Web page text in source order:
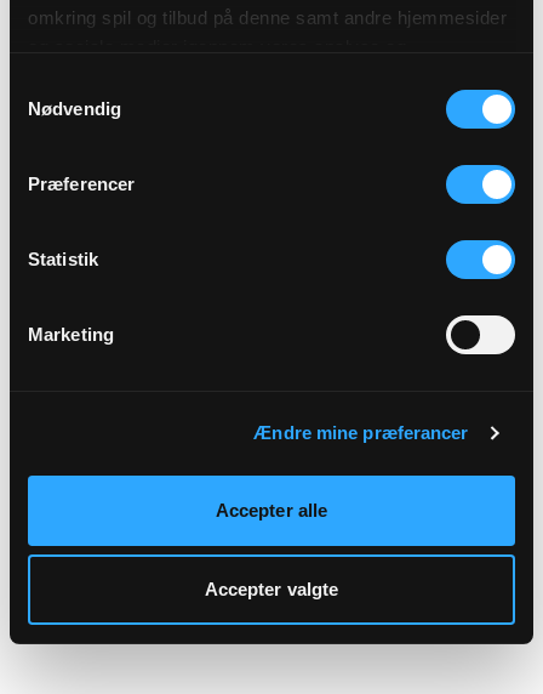
omkring spil og tilbud på denne samt andre hjemmesider
af cookies under "Detaljer" eller ved at klikke videre til
vores Cookiepolitik, som du finder i bunden af vores
Nødvendig
Præferencer
Statistik
Marketing
Ændre mine præferancer
Accepter alle
Accepter valgte